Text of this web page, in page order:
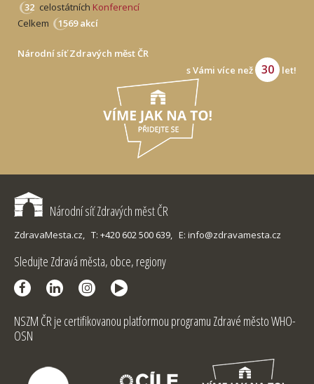
32 celostátních Konferencí
Celkem
1569 akcí
Národní síť Zdravých měst ČR
s Vámi více než
30 let!
Národní síť Zdravých měst ČR
ZdravaMesta.cz, T: +420 602 500 639, E: info@zdravamesta.cz
Sledujte Zdravá města, obce, regiony
NSZM ČR je certifikovanou platformou programu Zdravé město WHO-
OSN